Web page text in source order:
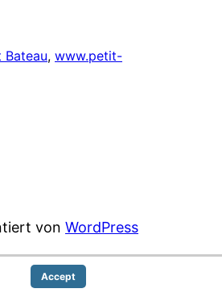
Bateau, www.petit-
von WordPress
Accept